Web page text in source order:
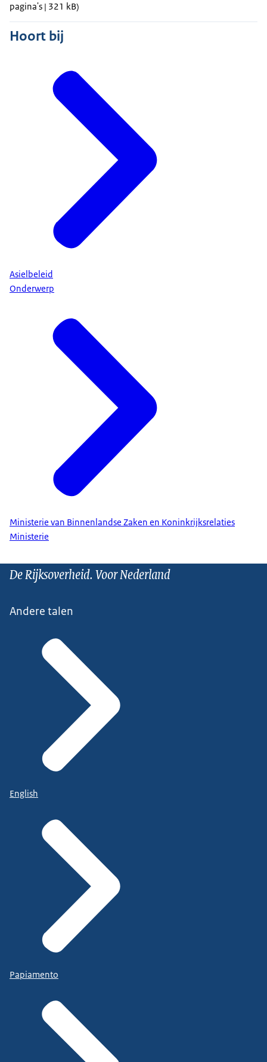
pagina's | 321 kB)
Hoort bij
Asielbeleid
Onderwerp
Ministerie van Binnenlandse Zaken en Koninkrijksrelaties
Ministerie
De Rijksoverheid. Voor Nederland
Andere talen
English
Papiamento